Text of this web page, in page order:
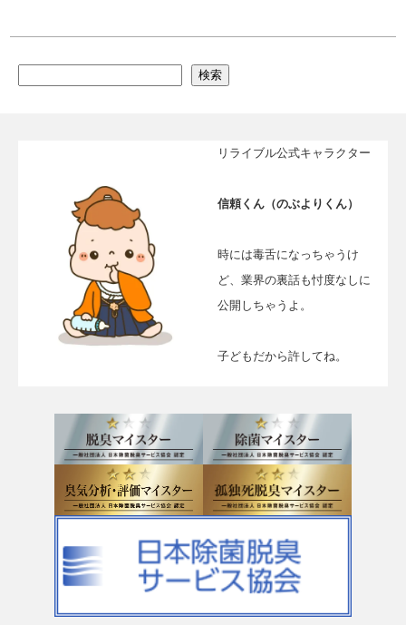
検索
リライブル公式キャラクター
信頼くん（のぶよりくん）
時には毒舌になっちゃうけ
ど、業界の裏話も忖度なしに
公開しちゃうよ。
子どもだから許してね。